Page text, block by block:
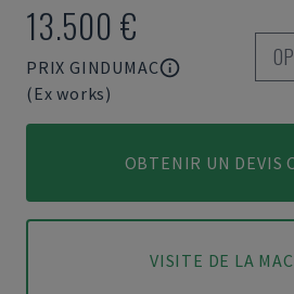
13.500 €
PRIX GINDUMAC
(Ex works)
OBTENIR UN DEVIS
VISITE DE LA